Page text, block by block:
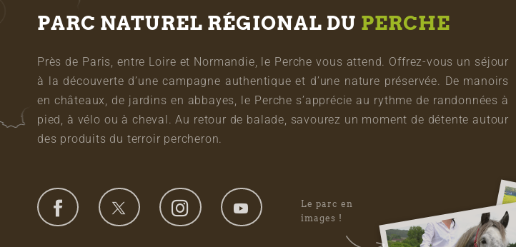
PARC NATUREL RÉGIONAL DU PERCHE
Près de Paris, entre Loire et Normandie, le Perche vous attend. Offrez-vous un séjour
à la découverte d’une campagne authentique et d’une nature préservée. De manoirs
en châteaux, de jardins en abbayes, le Perche s’apprécie au rythme de randonnées à
pied, à vélo ou à cheval. Au retour de balade, savourez un moment de détente autour
des produits du terroir percheron.
Le parc en
images !